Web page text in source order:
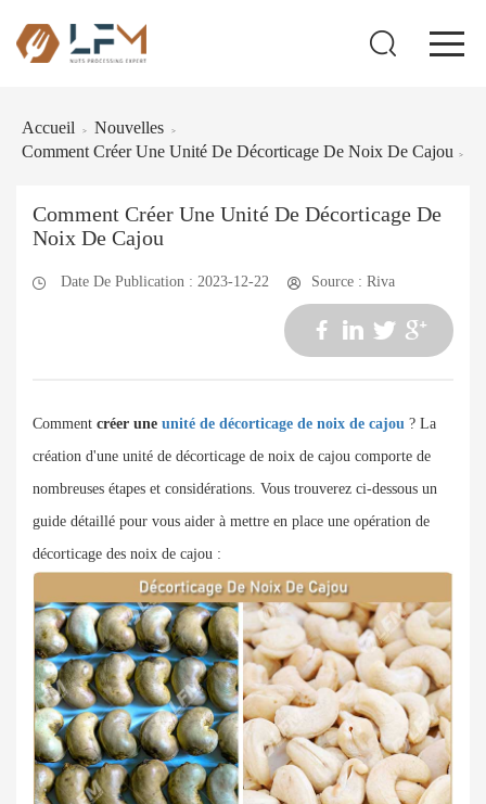
Accueil > Nouvelles >
Comment Créer Une Unité De Décorticage De Noix De Cajou >
Comment Créer Une Unité De Décorticage De
Noix De Cajou
Date De Publication : 2023-12-22 Source : Riva
Comment créer une unité de décorticage de noix de cajou ? La
création d'une unité de décorticage de noix de cajou comporte de
nombreuses étapes et considérations. Vous trouverez ci-dessous un
guide détaillé pour vous aider à mettre en place une opération de
décorticage des noix de cajou :